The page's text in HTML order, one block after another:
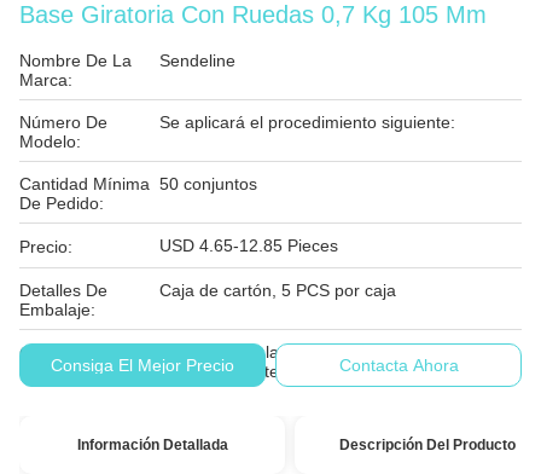
Base Giratoria Con Ruedas 0,7 Kg 105 Mm
Nombre De La
Marca:
Sendeline
Número De
Modelo:
Se aplicará el procedimiento siguiente:
Cantidad Mínima
De Pedido:
50 conjuntos
Precio: USD 4.65-12.85 Pieces
Detalles De
Embalaje:
Caja de cartón, 5 PCS por caja
Condiciones De
Pago:
El importe de la ayuda se calculará en función
de los siguientes datos:
Consiga El Mejor Precio Contacta Ahora
Información Detallada Descripción Del Producto